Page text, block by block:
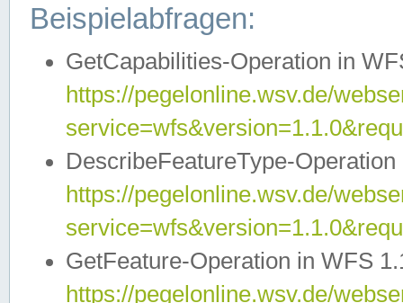
Beispielabfragen:
GetCapabilities-Operation in
https://pegelonline.wsv.de/
DescribeFeatureType-
https://pegelonline.wsv.de/
GetFeature-Operation in WFS
https://pegelonline.wsv.de/